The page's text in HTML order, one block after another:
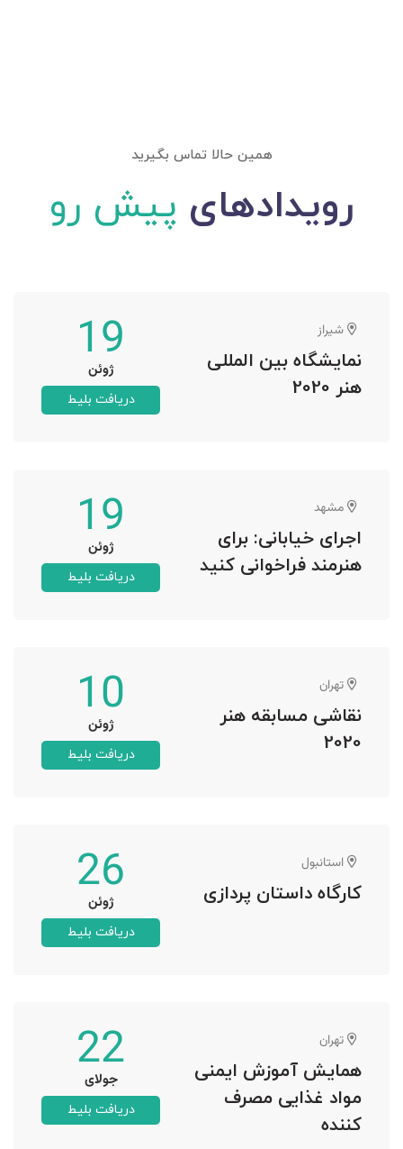
همین حالا تماس بگیرید
رویدادهای پیش رو
شیراز
نمایشگاه بین المللی
هنر 2020
19
ژوئن
دریافت بلیط
مشهد
اجرای خیابانی: برای
هنرمند فراخوانی کنید
19
ژوئن
دریافت بلیط
تهران
نقاشی مسابقه هنر
2020
10
ژوئن
دریافت بلیط
استانبول
کارگاه داستان پردازی 26
ژوئن
دریافت بلیط
تهران
همایش آموزش ایمنی
مواد غذایی مصرف
کننده
22
جولای
دریافت بلیط